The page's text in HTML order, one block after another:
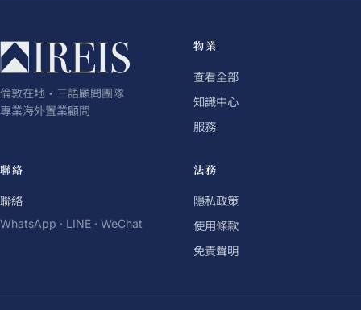
倫敦在地・三語顧問團隊
專業海外置業顧問
物業
查看全部
知識中心
服務
聯絡
聯絡
WhatsApp · LINE · WeChat
法務
隱私政策
使用條款
免責聲明